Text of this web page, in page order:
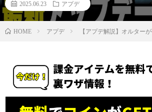
2025.06.23 アプデ
HOME アプデ 【アプデ解説】オルター